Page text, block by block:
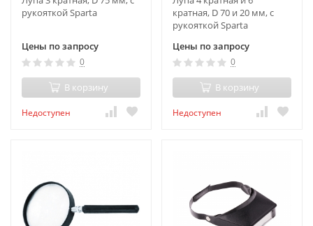
рукояткой Sparta
Цены по запросу
0
В корзину
Недоступен
кратная, D 70 и 20 мм, с
рукояткой Sparta
Цены по запросу
0
В корзину
Недоступен